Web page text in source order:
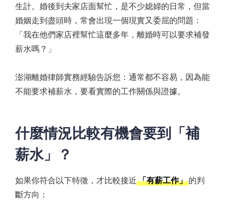
生計。婚後到夫家店面幫忙，是不少媳婦的日常，但當
婚姻走到盡頭時，常會出現一個現實又委屈的問題：
「我在他們家店裡幫忙這麼多年，離婚時可以要求補發
薪水嗎？」
澎湖離婚律師實務經驗告訴您：通常都不容易，因為能
不能要求補薪水，要看實際的工作關係與證據。
什麼情況比較有機會要到「補
薪水」？
如果你符合以下特徵，才比較接近「有薪工作」的判
斷方向：